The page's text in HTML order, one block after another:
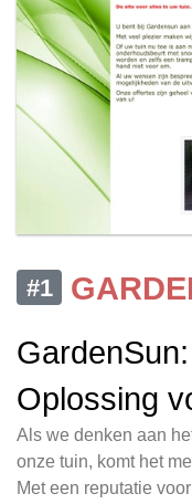
#1
Oplossing
Als we denken aan
onze tuin, komt het
Met een reputatie